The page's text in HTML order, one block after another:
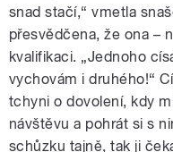
snad stačí,“ vmetla
přesvědčena, že ona –
kvalifikaci. „Jednoho
vychovám i druhého!“
tchyni o dovolení, kdy
návštěvu a pohrát si s
schůzku tajně, tak ji